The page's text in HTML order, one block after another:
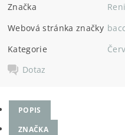
Značka
Webová stránka značky
Kategorie
Dotaz
POPIS
ZNAČKA